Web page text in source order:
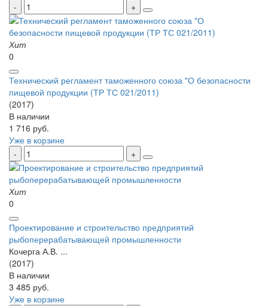
Хит
0
Технический регламент таможенного союза "О безопасности
пищевой продукции (ТР ТС 021/2011)
(2017)
В наличии
1 716 руб.
Уже в корзине
Хит
0
Проектирование и строительство предприятий
рыбоперерабатывающей промышленности
Кочерга А.В. ...
(2017)
В наличии
3 485 руб.
Уже в корзине